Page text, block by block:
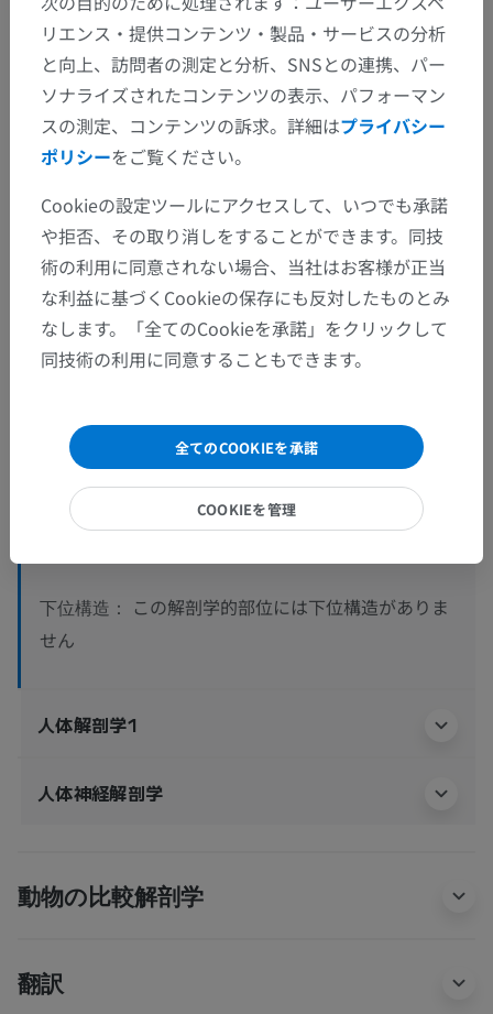
ギャラリー
解剖学的階層
人体解剖学2
人体> 統合系> 神経系> 中枢神経系> 脊髄>
脊髄神経白質
前外側束> 脊髄視床路
下位構造：
この解剖学的部位には下位構造がありま
せん
人体解剖学1
人体神経解剖学
動物の比較解剖学
翻訳
リエンス・提供コンテンツ・製品・サービスの分析
と向上、訪問者の測定と分析、SNSとの連携、パー
ソナライズされたコンテンツの表示、パフォーマン
スの測定、コンテンツの訴求。詳細はプライバシー
ポリシーをご覧ください。
Cookieの設定ツールにアクセスして、いつでも承諾
や拒否、その取り消しをすることができます。同技
術の利用に同意されない場合、当社はお客様が正当
な利益に基づくCookieの保存にも反対したものとみ
なします。「全てのCookieを承諾」をクリックして
同技術の利用に同意することもできます。
全てのCOOKIEを承諾
COOKIEを管理